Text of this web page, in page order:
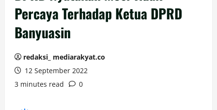
Percaya Terhadap Ketua DPRD
Banyuasin
redaksi_ mediarakyat.co
12 September 2022
3 minutes read
0